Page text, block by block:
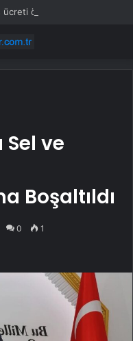
ve
Boşaltıldı
0 1